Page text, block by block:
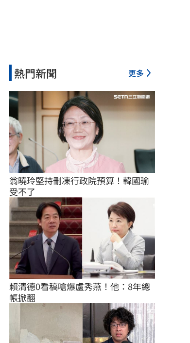
熱門新聞 更多
翁曉玲堅持刪凍行政院預算！韓國瑜
受不了
賴清德0看稿嗆爆盧秀燕！他：8年總
帳掀翻